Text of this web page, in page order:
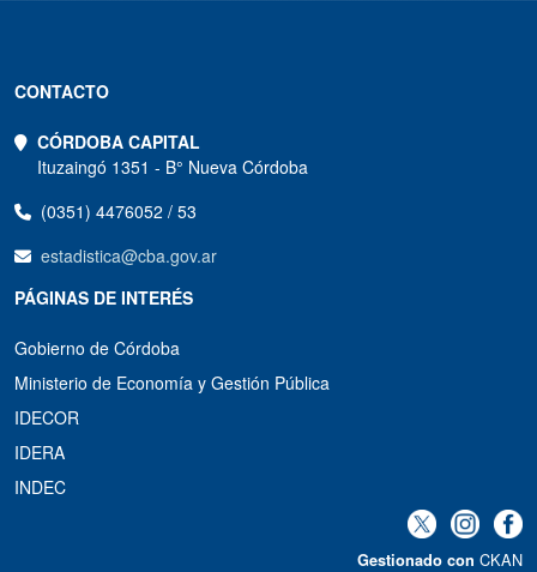
CONTACTO
CÓRDOBA CAPITAL
Ituzaingó 1351 - B° Nueva Córdoba
(0351) 4476052 / 53
estadistica@cba.gov.ar
PÁGINAS DE INTERÉS
Gobierno de Córdoba
Ministerio de Economía y Gestión Pública
IDECOR
IDERA
INDEC
Gestionado con CKAN